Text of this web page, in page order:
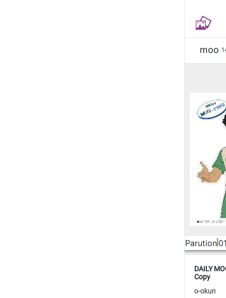
moo
Parution
DAILY
Copy
o-okun